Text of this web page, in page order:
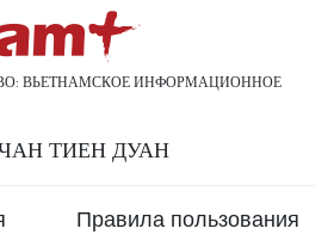
ВЬЕТНАМСКОЕ ИНФОРМАЦИОННОЕ
ЧАН ТИЕН ДУАН
Правила пользования